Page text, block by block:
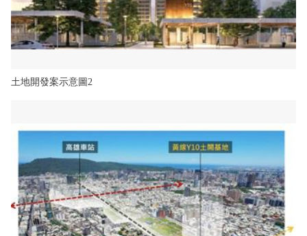
土地開發案示意圖2